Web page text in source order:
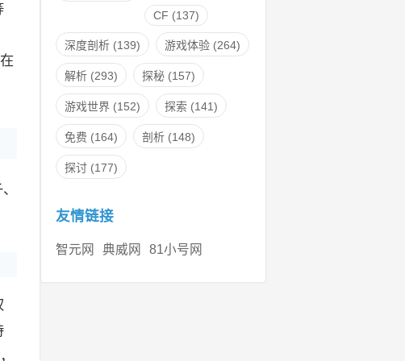
CF (137)
深度剖析 (139) 游戏体验 (264)
解析 (293) 探秘 (157)
游戏世界 (152) 探索 (141)
免费 (164) 剖析 (148)
探讨 (177)
友情链接
智元网 典威网 81小号网